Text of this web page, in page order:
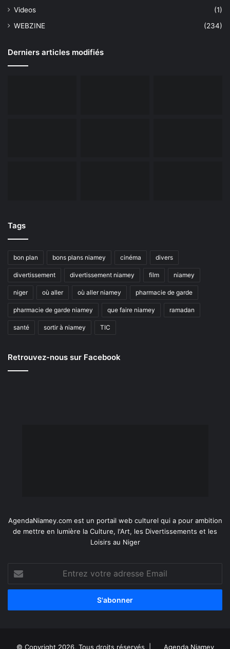
Videos
(1)
WEBZINE
(234)
Derniers articles modifiés
Tags
bon plan bons plans niamey cinéma divers
divertissement divertissement niamey film niamey
niger où aller où aller niamey pharmacie de garde
pharmacie de garde niamey que faire niamey ramadan
santé sortir à niamey TIC
Retrouvez-nous sur Facebook
AgendaNiamey.com est un portail web culturel qui a pour ambition
de mettre en lumière la Culture, l'Art, les Divertissements et les
Loisirs au Niger
votre
adresse
© Copyright 2026, Tous droits réservés | Agenda Niamey